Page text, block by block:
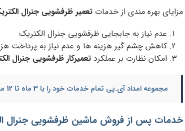
مزایای بهره مندی از خدمات تعمیر ظرفشویی جنرال
عدم نیاز به جابجایی ظرفشویی جنرال الکتریک
کاهش چشم گیر هزینه ها و عدم نیاز به پرداخت
امکان نظارت بر عملکردتعمیرکار ظرفشویی جنرال
مجموعه امداد آی.پی تمام خدمات خود را با 3 ماه تا 12 ماه گارانتی ارائه می نماید.
خدمات پس از فروش ماشین ظرفشویی جنرال